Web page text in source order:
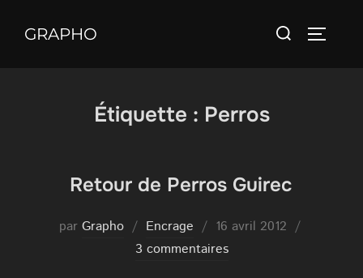
GRAPHO Rechercher :
Étiquette : Perros
Retour de Perros Guirec
par Grapho Encrage
Publié
le
16 avril 2012
3 commentaires